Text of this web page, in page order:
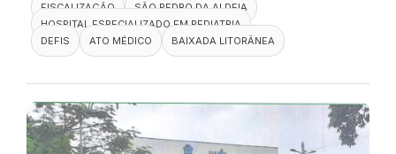
FISCALIZAÇÃO
SÃO PEDRO DA ALDEIA
HOSPITAL ESPECIALIZADO EM PEDIATRIA
DEFIS
ATO MÉDICO BAIXADA LITORÂNEA